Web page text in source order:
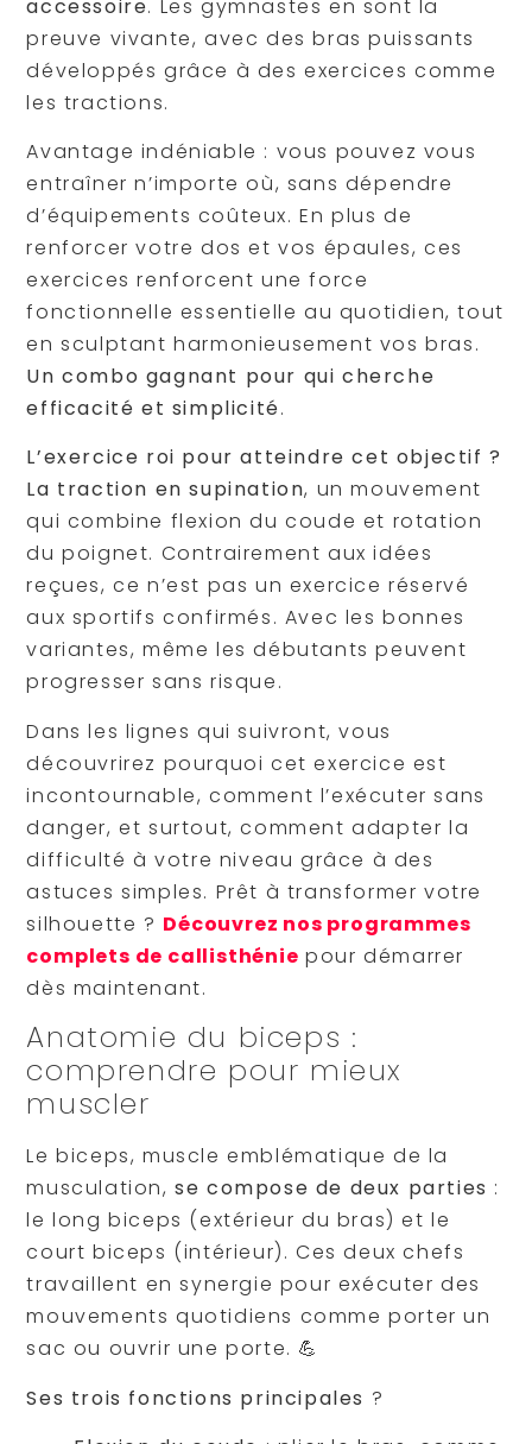
accessoire. Les gymnastes en sont la
preuve vivante, avec des bras puissants
développés grâce à des exercices comme
les tractions.
Avantage indéniable : vous pouvez vous
entraîner n’importe où, sans dépendre
d’équipements coûteux. En plus de
renforcer votre dos et vos épaules, ces
exercices renforcent une force
fonctionnelle essentielle au quotidien, tout
en sculptant harmonieusement vos bras.
Un combo gagnant pour qui cherche
efficacité et simplicité.
L’exercice roi pour atteindre cet objectif ?
La traction en supination, un mouvement
qui combine flexion du coude et rotation
du poignet. Contrairement aux idées
reçues, ce n’est pas un exercice réservé
aux sportifs confirmés. Avec les bonnes
variantes, même les débutants peuvent
progresser sans risque.
Dans les lignes qui suivront, vous
découvrirez pourquoi cet exercice est
incontournable, comment l’exécuter sans
danger, et surtout, comment adapter la
difficulté à votre niveau grâce à des
astuces simples. Prêt à transformer votre
silhouette ? Découvrez nos programmes
complets de callisthénie pour démarrer
dès maintenant.
Anatomie du biceps :
comprendre pour mieux
muscler
Le biceps, muscle emblématique de la
musculation,se compose de deux parties :
le long biceps (extérieur du bras) et le
court biceps (intérieur). Ces deux chefs
travaillent en synergie pour exécuter des
mouvements quotidiens comme porter un
sac ou ouvrir une porte. 💪
Ses trois fonctions principales ?